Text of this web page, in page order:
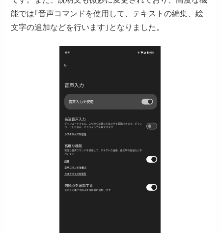
能では｢音声コマンドを使用して、テキストの編集、絵
文字の追加などを行います｣となりました。